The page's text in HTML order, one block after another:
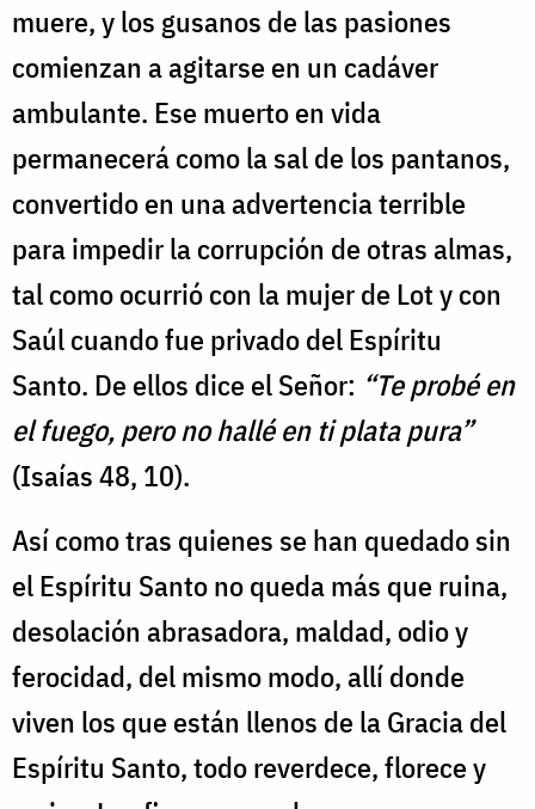
muere, y los gusanos de las pasiones
comienzan a agitarse en un cadáver
ambulante. Ese muerto en vida
permanecerá como la sal de los pantanos,
convertido en una advertencia terrible
para impedir la corrupción de otras almas,
tal como ocurrió con la mujer de Lot y con
Saúl cuando fue privado del Espíritu
Santo. De ellos dice el Señor: “Te probé en
el fuego, pero no hallé en ti plata pura”
(Isaías 48, 10).
Así como tras quienes se han quedado sin
el Espíritu Santo no queda más que ruina,
desolación abrasadora, maldad, odio y
ferocidad, del mismo modo, allí donde
viven los que están llenos de la Gracia del
Espíritu Santo, todo reverdece, florece y